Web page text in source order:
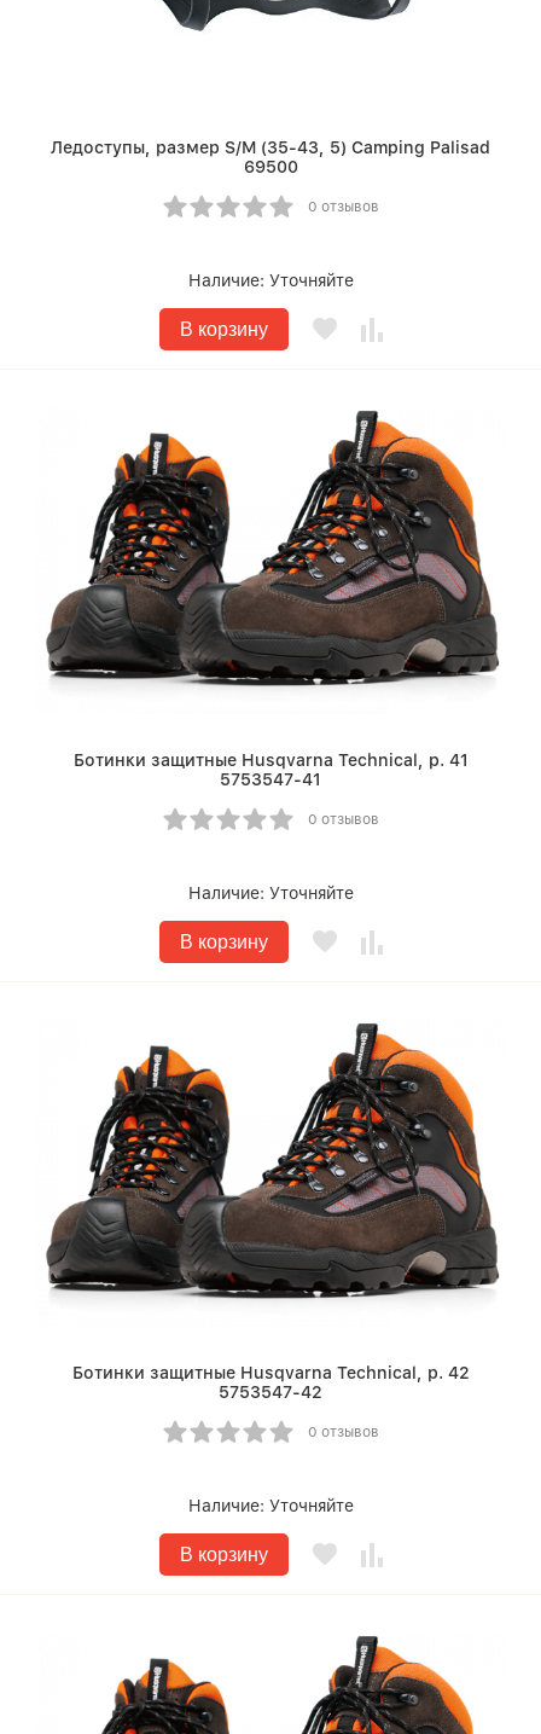
Ледоступы, размер S/M (35-43, 5) Camping Palisad
69500
0 отзывов
Наличие: Уточняйте
В корзину
Ботинки защитные Husqvarna Technical, р. 41
5753547-41
0 отзывов
Наличие: Уточняйте
В корзину
Ботинки защитные Husqvarna Technical, р. 42
5753547-42
0 отзывов
Наличие: Уточняйте
В корзину